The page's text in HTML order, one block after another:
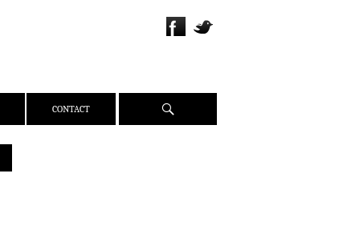
CONTACT Recherche